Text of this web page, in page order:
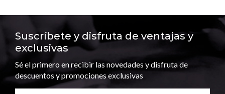
Suscríbete y disfruta de ventajas y
exclusivas
Sé el primero en recibir las novedades y disfruta de
descuentos y promociones exclusivas